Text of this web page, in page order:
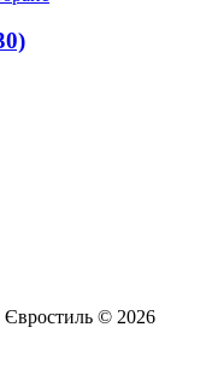
Євростиль © 2026